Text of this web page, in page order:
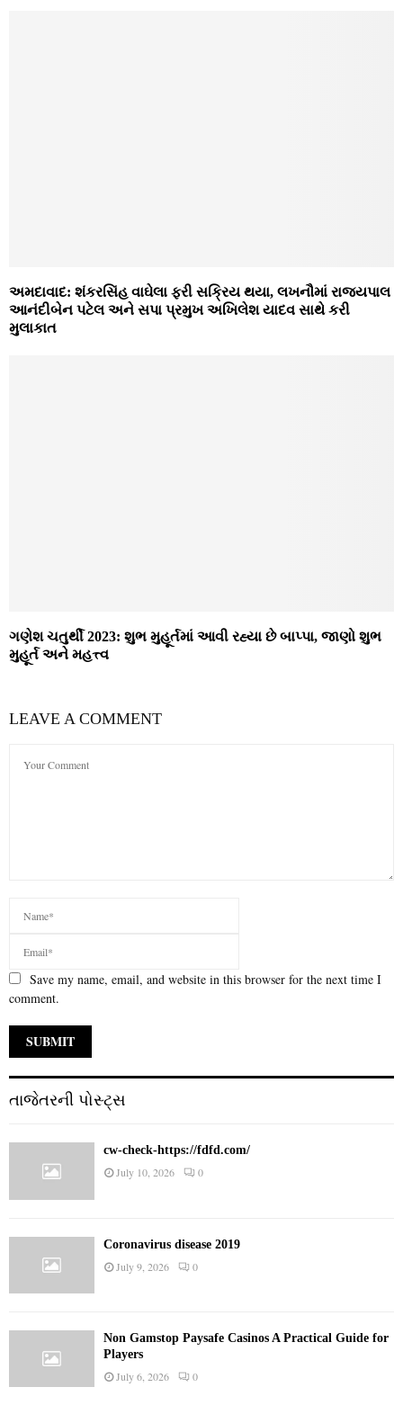
અમદાવાદ: શંકરસિંહ વાઘેલા ફરી સક્રિય થયા, લખનૌમાં રાજ્યપાલ
આનંદીબેન પટેલ અને સપા પ્રમુખ અખિલેશ યાદવ સાથે કરી
મુલાકાત
ગણેશ ચતુર્થી 2023: શુભ મુહૂર્તમાં આવી રહ્યા છે બાપ્પા, જાણો શુભ
મુહૂર્ત અને મહત્ત્વ
LEAVE A COMMENT
Save my name, email, and website in this browser for the next time I
comment.
તાજેતરની પોસ્ટ્સ
cw-check-https://fdfd.com/
July 10, 2026 0
Coronavirus disease 2019
July 9, 2026 0
Non Gamstop Paysafe Casinos A Practical Guide for
Players
July 6, 2026 0